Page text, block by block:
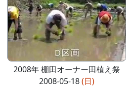
2008年 棚田オーナー田植え祭
2008-05-18(日)